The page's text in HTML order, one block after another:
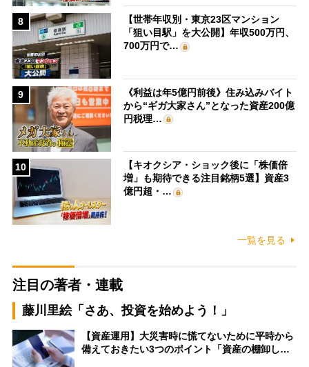
8
【世帯年収別・東京23区マンション
「狙い目駅」を大公開】年収500万円、
700万円で…
9
《利益は年5億円前後》住み込みバイト
から“ギガ大家さん”となった資産200億
円税理…
10
【キオクシア・ショック後に「株価倍
増」も期待できる注目銘柄5選】資産3
億円超・…
一覧を見る
注目の著者・連載
藤川里絵「さあ、投資を始めよう！」
【資産運用】大災害時に慌てないために平時から
備えておきたい3つのポイント「資産の棚卸し…